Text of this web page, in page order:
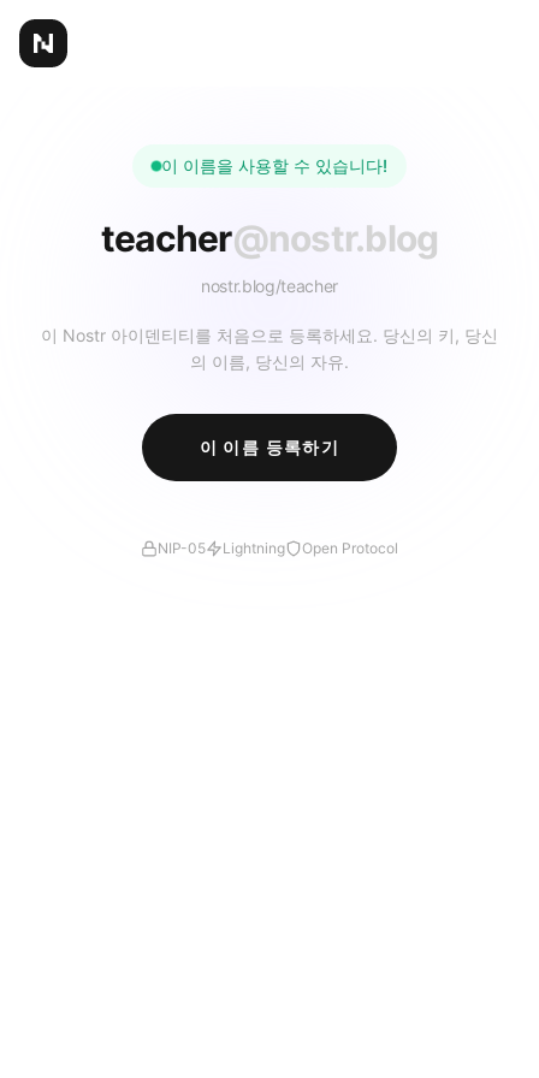
이 이름을 사용할 수 있습니다!
teacher@nostr.blog
nostr.blog/teacher
이 Nostr 아이덴티티를 처음으로 등록하세요. 당신의 키, 당신
의 이름, 당신의 자유.
이 이름 등록하기
NIP-05 Lightning Open Protocol